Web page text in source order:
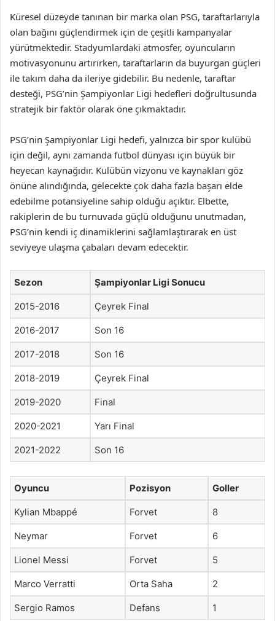
Küresel düzeyde tanınan bir marka olan PSG, taraftarlarıyla
olan bağını güçlendirmek için de çeşitli kampanyalar
yürütmektedir. Stadyumlardaki atmosfer, oyuncuların
motivasyonunu artırırken, taraftarların da buyurgan güçleri
ile takım daha da ileriye gidebilir. Bu nedenle, taraftar
desteği, PSG’nin Şampiyonlar Ligi hedefleri doğrultusunda
stratejik bir faktör olarak öne çıkmaktadır.
PSG’nin Şampiyonlar Ligi hedefi, yalnızca bir spor kulübü
için değil, aynı zamanda futbol dünyası için büyük bir
heyecan kaynağıdır. Kulübün vizyonu ve kaynakları göz
önüne alındığında, gelecekte çok daha fazla başarı elde
edebilme potansiyeline sahip olduğu açıktır. Elbette,
rakiplerin de bu turnuvada güçlü olduğunu unutmadan,
PSG’nin kendi iç dinamiklerini sağlamlaştırarak en üst
seviyeye ulaşma çabaları devam edecektir.
Sezon Şampiyonlar Ligi Sonucu
2015-2016 Çeyrek Final
2016-2017 Son 16
2017-2018 Son 16
2018-2019 Çeyrek Final
2019-2020 Final
2020-2021 Yarı Final
2021-2022 Son 16
Oyuncu Pozisyon Goller
Kylian Mbappé Forvet 8
Neymar Forvet 6
Lionel Messi Forvet 5
Marco Verratti Orta Saha 2
Sergio Ramos Defans 1